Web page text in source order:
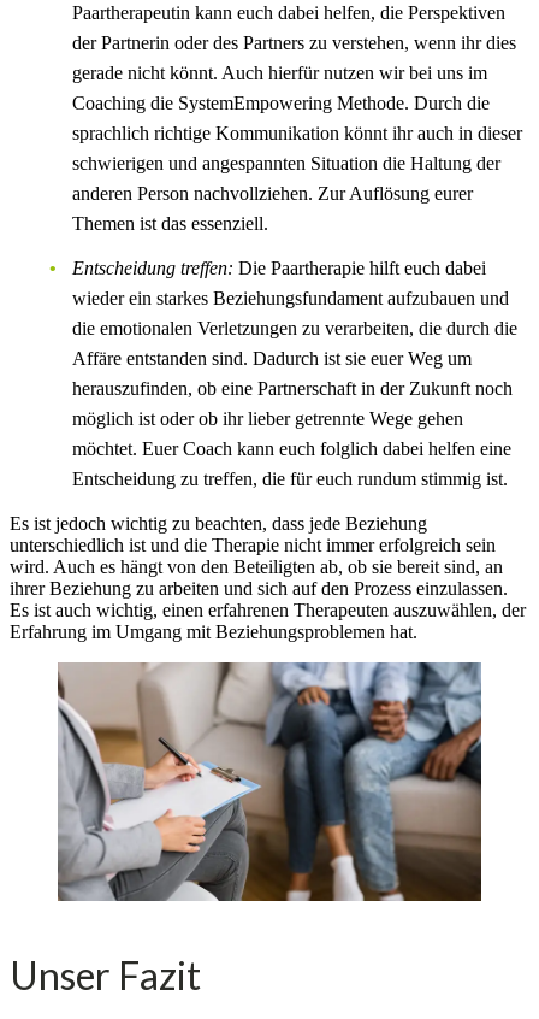
Paartherapeutin kann euch dabei helfen, die Perspektiven
der Partnerin oder des Partners zu verstehen, wenn ihr dies
gerade nicht könnt. Auch hierfür nutzen wir bei uns im
Coaching die SystemEmpowering Methode. Durch die
sprachlich richtige Kommunikation könnt ihr auch in dieser
schwierigen und angespannten Situation die Haltung der
anderen Person nachvollziehen. Zur Auflösung eurer
Themen ist das essenziell.
Entscheidung treffen: Die Paartherapie hilft euch dabei
wieder ein starkes Beziehungsfundament aufzubauen und
die emotionalen Verletzungen zu verarbeiten, die durch die
Affäre entstanden sind. Dadurch ist sie euer Weg um
herauszufinden, ob eine Partnerschaft in der Zukunft noch
möglich ist oder ob ihr lieber getrennte Wege gehen
möchtet. Euer Coach kann euch folglich dabei helfen eine
Entscheidung zu treffen, die für euch rundum stimmig ist.
Es ist jedoch wichtig zu beachten, dass jede Beziehung
unterschiedlich ist und die Therapie nicht immer erfolgreich sein
wird. Auch es hängt von den Beteiligten ab, ob sie bereit sind, an
ihrer Beziehung zu arbeiten und sich auf den Prozess einzulassen.
Es ist auch wichtig, einen erfahrenen Therapeuten auszuwählen, der
Erfahrung im Umgang mit Beziehungsproblemen hat.
Unser Fazit